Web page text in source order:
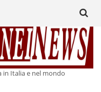
in Italia e nel mondo
for: